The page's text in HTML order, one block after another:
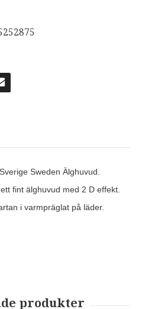
Sweden Älghuvud.
fint älghuvud med 2 D effekt.
i varmpräglat på läder.